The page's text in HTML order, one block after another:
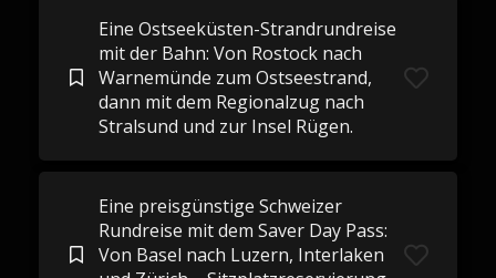
Eine Ostseeküsten-Strandrundreise
mit der Bahn: Von Rostock nach
Warnemünde zum Ostseestrand,
dann mit dem Regionalzug nach
Stralsund und zur Insel Rügen.
Eine preisgünstige Schweizer
Rundreise mit dem Saver Day Pass:
Von Basel nach Luzern, Interlaken